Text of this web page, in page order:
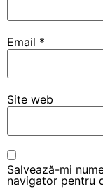
Email *
Site web
Salvează-mi
navigator pentru